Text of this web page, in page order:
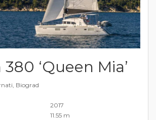
‘Queen Mia’
Biograd
2017
11.55 m